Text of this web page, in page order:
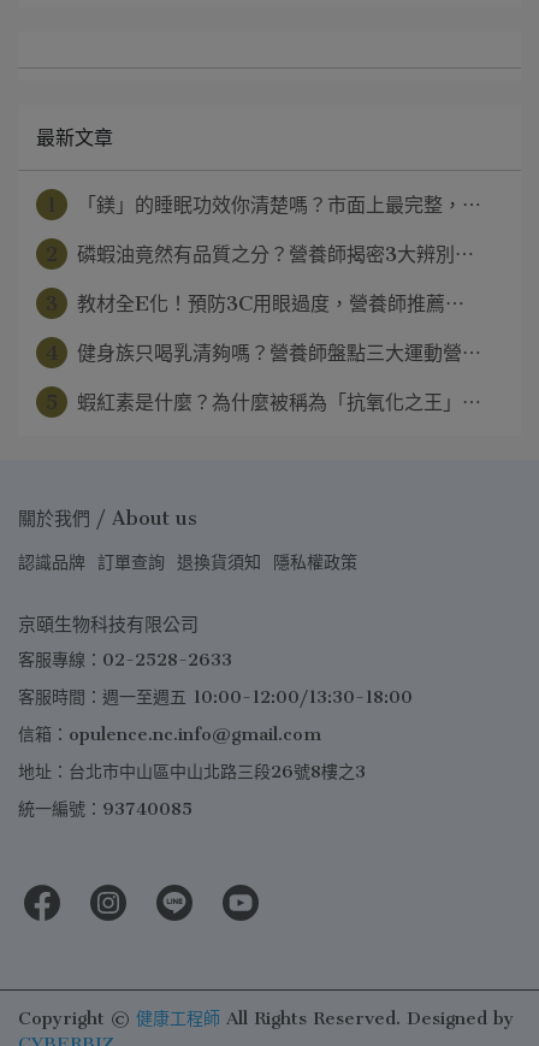
最新文章
「鎂」的睡眠功效你清楚嗎？市面上最完整，⋯
磷蝦油竟然有品質之分？營養師揭密3大辨別⋯
教材全E化！預防3C用眼過度，營養師推薦⋯
健身族只喝乳清夠嗎？營養師盤點三大運動營⋯
蝦紅素是什麼？為什麼被稱為「抗氧化之王」⋯
關於我們 / About us
認識品牌 訂單查詢 退換貨須知 隱私權政策
京頤生物科技有限公司
客服專線：02-2528-2633
客服時間：週一至週五 10:00-12:00/13:30-18:00
信箱：opulence.nc.info@gmail.com
地址：台北市中山區中山北路三段26號8樓之3
統一編號：93740085
Copyright © 健康工程師 All Rights Reserved. Designed by